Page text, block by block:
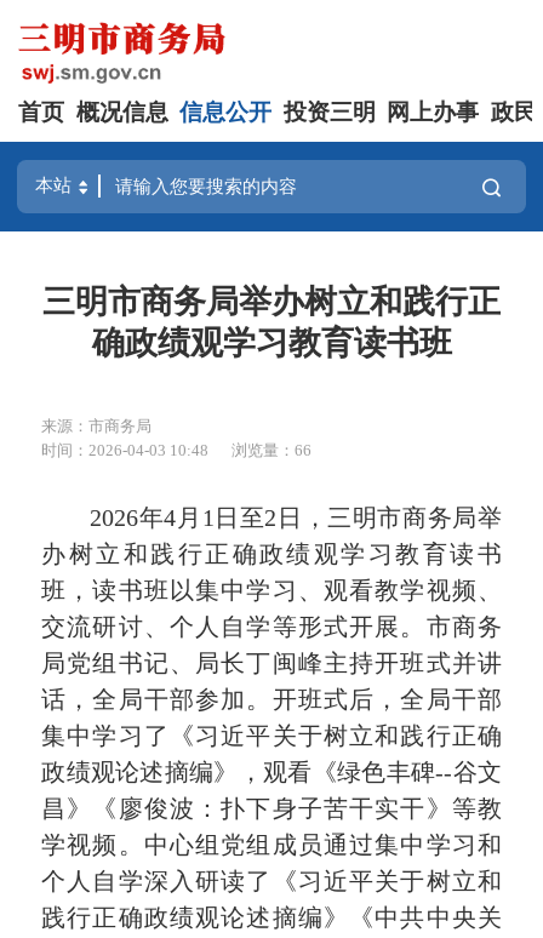
首页 概况信息 信息公开 投资三明 网上办事 政民
三明市商务局举办树立和践行正
确政绩观学习教育读书班
来源：市商务局
时间：2026-04-03 10:48
浏览量：66
2026年4月1日至2日，三明市商务局举
办树立和践行正确政绩观学习教育读书
班，读书班以集中学习、观看教学视频、
交流研讨、个人自学等形式开展。市商务
局党组书记、局长丁闽峰主持开班式并讲
话，全局干部参加。开班式后，全局干部
集中学习了《习近平关于树立和践行正确
政绩观论述摘编》，观看《绿色丰碑--谷文
昌》《廖俊波：扑下身子苦干实干》等教
学视频。中心组党组成员通过集中学习和
个人自学深入研读了《习近平关于树立和
践行正确政绩观论述摘编》《中共中央关